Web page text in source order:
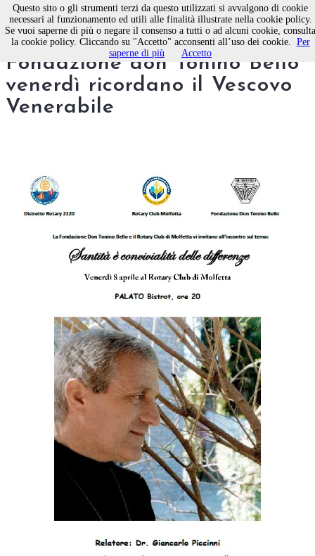
Il Rotary di Molfetta e la
Fondazione don Tonino Bello
venerdì ricordano il Vescovo
Venerabile
Questo sito o gli strumenti terzi da questo utilizzati si avvalgono di cookie
necessari al funzionamento ed utili alle finalità illustrate nella cookie policy.
Se vuoi saperne di più o negare il consenso a tutti o ad alcuni cookie, consulta
la cookie policy. Cliccando su "Accetto" acconsenti all’uso dei cookie. Per
saperne di più
Accetto